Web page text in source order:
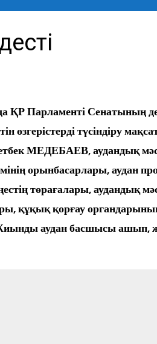
ҚР Парламенті Сенатының
түсіндіру
МЕДЕБАЕВ, аудандық
орынбасарлары, аудан
төрағалары, аудандық
құқық қорғау
аудан басшысы ашып,